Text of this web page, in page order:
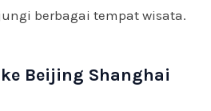
berbagai tempat wisata.
Beijing Shanghai